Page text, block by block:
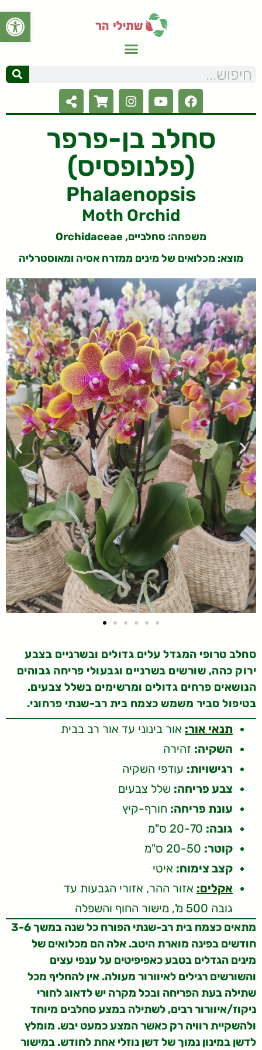
פתח
סחלב בן-פרפר
(פלנופסיס)
Phalaenopsis
Moth Orchid
משפחה: סחלביים, Orchidaceae
מוצא: מכלואים של מינים ממזרח אסיה ומאוסטרליה
סחלב טרופי המגדל עלים גדולים ובשרניים בצבע
ירוק כהה, שורשים בשרניים וגבעולי פריחה גבוהים
הנושאים פרחים גדולים ומרשימים בשלל צבעים.
בטיפול סביר משמש כצמח בית רב-שנתי פרחוני.
תנאי אור: אור בינוני עד אור רב בבית
השקיה: זהירה
רגישויות: עודפי השקיה
צבע פריחה: שלל צבעים
עונת פריחה: חורף-קיץ
גובה:
קוטר:
קצב צימוח: איטי
אקלים: אזור ההר, אזורי הגבעות עד
גובה 500 מ', מישור החוף והשפלה
מתאים כצמח בית רב-שנתי הפורח כל שנה במשך 3-6
חודשים בפינה מוארת היטב. אלה הם מכלואים של
מינים הגדלים בטבע כאפיפיטים על ענפי עצים
והשורשים רגילים לאיוורור מעולה. אין להחליף מכל
שתילה בעת הפריחה ובכל מקרה יש לדאוג לחורי
ניקוז/איוורור רבים, לשתילה במצע סחלבים מיוחד
ולהשקיית רוויה רק כאשר המצע כמעט יבש. מומלץ
לדשן במינון נמוך של דשן נוזלי אחת לחודש. במישור